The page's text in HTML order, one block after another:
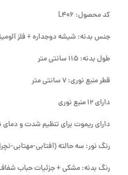
کد محصول: L406
جنس بدنه: شیشه دوجداره + فلز
طول بدنه: 115 سانتی متر
قطر منبع نوری: 7 سانتی متر
دارای 12 منبع نوری
دارای ریموت برای تنظیم شدت و دمای
رنگ نور: سه حالته (آفتابی-مهتابی-
رنگ بدنه: مشکی + جزئیات حباب